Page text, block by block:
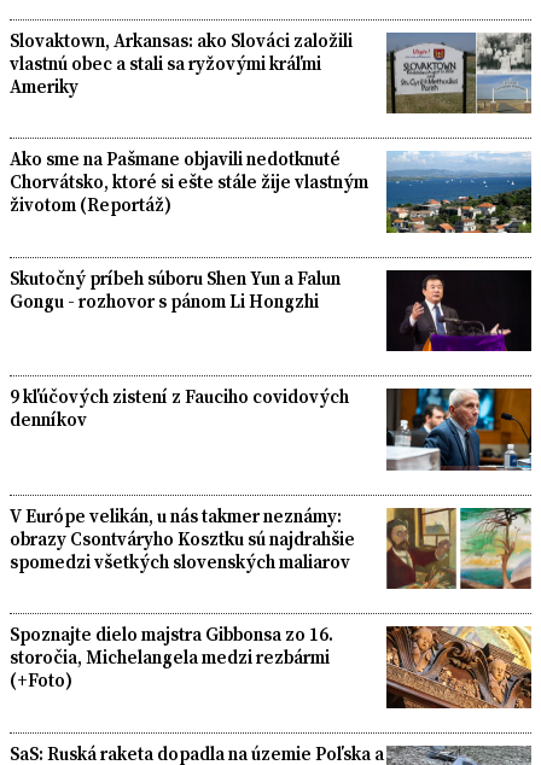
Slovaktown, Arkansas: ako Slováci založili
vlastnú obec a stali sa ryžovými kráľmi
Ameriky
Ako sme na Pašmane objavili nedotknuté
Chorvátsko, ktoré si ešte stále žije vlastným
životom (Reportáž)
Skutočný príbeh súboru Shen Yun a Falun
Gongu - rozhovor s pánom Li Hongzhi
9 kľúčových zistení z Fauciho covidových
denníkov
V Európe velikán, u nás takmer neznámy:
obrazy Csontváryho Kosztku sú najdrahšie
spomedzi všetkých slovenských maliarov
Spoznajte dielo majstra Gibbonsa zo 16.
storočia, Michelangela medzi rezbármi
(+Foto)
SaS: Ruská raketa dopadla na územie Poľska a